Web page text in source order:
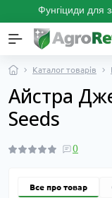
Фунгіциди для
Каталог товарів
Айстра
Seeds
0
Все про товар